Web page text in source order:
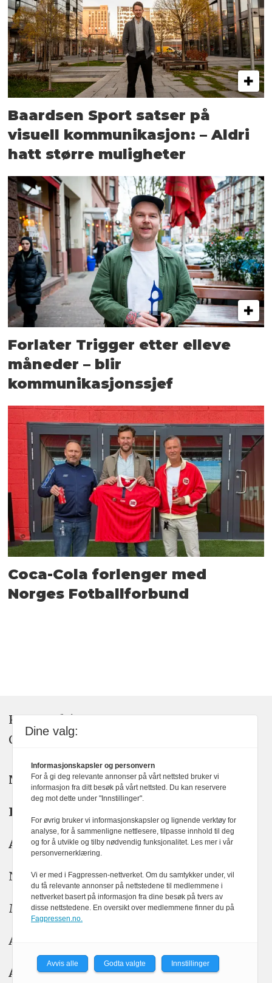
Baardsen Sport satser på
visuell kommunikasjon: – Aldri
hatt større muligheter
Forlater Trigger etter elleve
måneder – blir
kommunikasjonssjef
Coca-Cola forlenger med
Norges Fotballforbund
KOM24 drives av KOM24 AS.
Organisasjons­nummer: 928 093 182
Nyhetsredaktør:Yngve Garen Svardal
Redaktør:
Ansvarlig redaktør:Kristin Stoltenberg
Nyhetstips: tips@kom24.no
Meninger: meninger@kom24.no
Annonse: annonse@watchmedia.no
Abonnement: kom24@watchmedia.no
Dine valg:
Informasjonskapsler og personvern
For å gi deg relevante annonser på vårt nettsted bruker vi
informasjon fra ditt besøk på vårt nettsted. Du kan reservere
deg mot dette under "Innstillinger".
For øvrig bruker vi informasjonskapsler og lignende verktøy for
analyse, for å sammenligne nettlesere, tilpasse innhold til deg
og for å utvikle og tilby nødvendig funksjonalitet. Les mer i vår
personvernerklæring.
Vi er med i Fagpressen-nettverket. Om du samtykker under, vil
du få relevante annonser på nettstedene til medlemmene i
nettverket basert på informasjon fra dine besøk på tvers av
disse nettstedene. En oversikt over medlemmene finner du på
Fagpressen.no.
Avvis alle Godta valgte Innstillinger